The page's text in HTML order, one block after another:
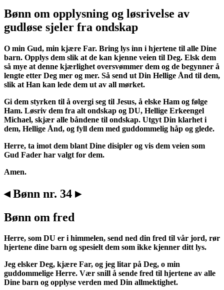
Bønn om opplysning og løsrivelse av
gudløse sjeler fra ondskap
O min Gud, min kjære Far. Bring lys inn i hjertene til alle Dine
barn. Opplys dem slik at de kan kjenne veien til Deg. Elsk dem
så mye at denne kjærlighet oversvømmer dem og de begynner å
lengte etter Deg mer og mer. Så send ut Din Hellige Ånd til dem,
slik at Han kan lede dem ut av all mørket.
Gi dem styrken til å overgi seg til Jesus, å elske Ham og følge
Ham. Løsriv dem fra alt ondskap og DU, Hellige Erkeengel
Michael, skjær alle båndene til ondskap. Utgyt Din klarhet i
dem, Hellige Ånd, og fyll dem med guddommelig håp og glede.
Herre, ta imot dem blant Dine disipler og vis dem veien som
Gud Fader har valgt for dem.
Amen.
◂ Bønn nr. 34 ▸
Bønn om fred
Herre, som DU er i himmelen, send ned din fred til vår jord, rør
hjertene dine barn og spesielt dem som ikke kjenner ditt lys.
Jeg elsker Deg, kjære Far, og jeg litar på Deg, o min
guddommelige Herre. Vær snill å sende fred til hjertene av alle
Dine barn og opplyse verden med Din allmektighet.